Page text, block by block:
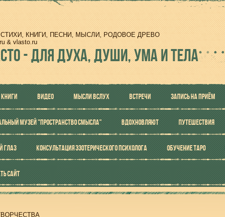
СТИХИ, КНИГИ, ПЕСНИ, МЫСЛИ, РОДОВОЕ ДРЕВО
& vlasto.ru
- ДЛЯ ДУХА, ДУШИ, УМА И ТЕЛА
КНИГИ ВИДЕО МЫСЛИ ВСЛУХ ВСТРЕЧИ ЗАПИСЬ НА ПРИЁМ
МУЗЕЙ "ПРОСТРАНСТВО СМЫСЛА" ВДОХНОВЛЯЮТ ПУТЕШЕСТВИЯ
ГЛАЗ КОНСУЛЬТАЦИЯ ЭЗОТЕРИЧЕСКОГО ПСИХОЛОГА ОБУЧЕНИЕ ТАРО
САЙТ